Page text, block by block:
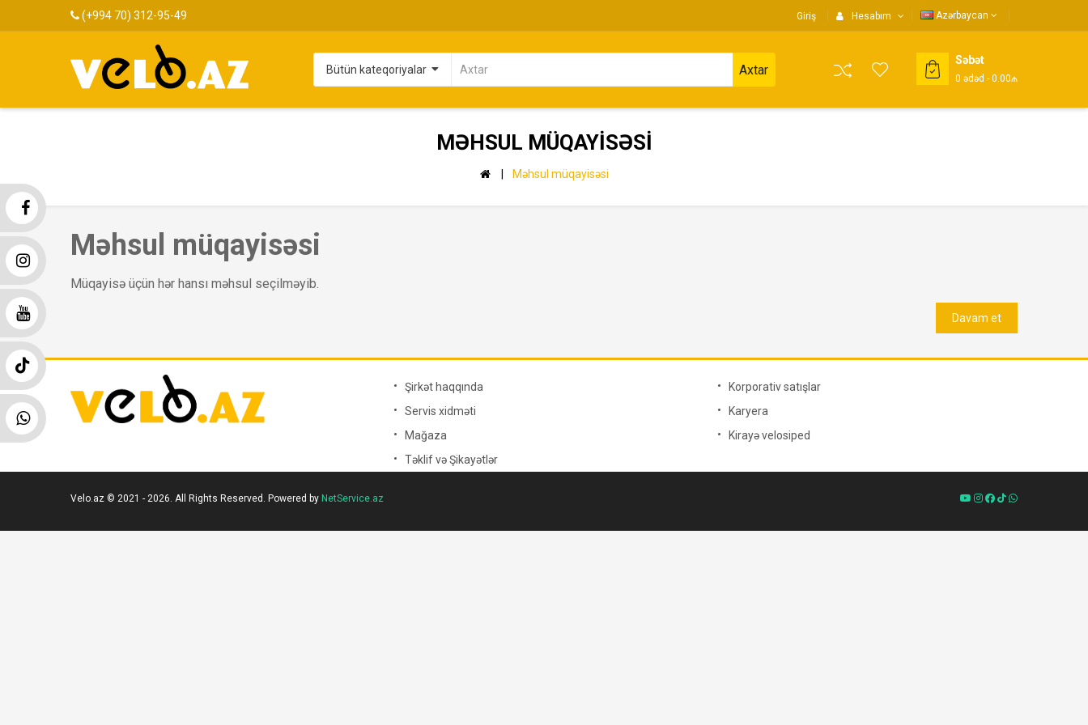
(+994 70) 312-95-49 Giriş Hesabım Azərbaycan
Axtar
Səbət
0 ədəd - 0.00₼
MƏHSUL MÜQAYISƏSI
Məhsul müqayisəsi
Məhsul müqayisəsi
Müqayisə üçün hər hansı məhsul seçilməyib.
Davam et
Şirkət haqqında
Servis xidməti
Mağaza
Təklif və Şikayətlər
Korporativ satışlar
Karyera
Kirayə velosiped
Velo.az © 2021 - 2026. All Rights Reserved. Powered by NetService.az